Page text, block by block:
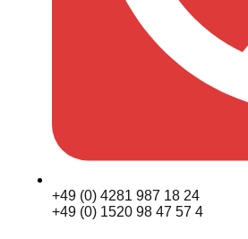
+49 (0) 4281 987 18 24
+49 (0) 1520 98 47 57 4